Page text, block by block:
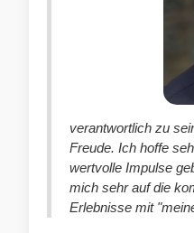
verantwortlich zu
Freude. Ich hoffe
wertvolle Impulse
mich sehr auf die
Erlebnisse mit